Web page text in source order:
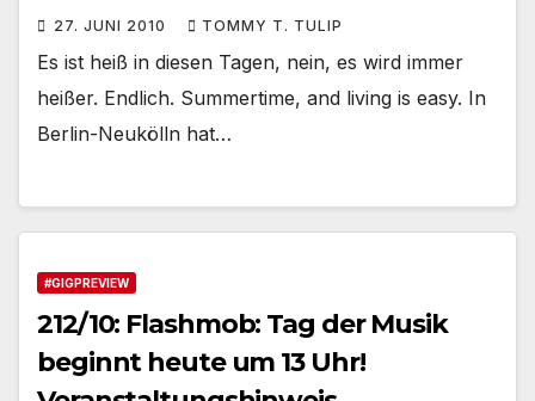
27. JUNI 2010 TOMMY T. TULIP
Es ist heiß in diesen Tagen, nein, es wird immer
heißer. Endlich. Summertime, and living is easy. In
Berlin-Neukölln hat…
#GIGPREVIEW
212/10: Flashmob: Tag der Musik
beginnt heute um 13 Uhr!